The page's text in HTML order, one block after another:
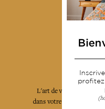
Notre
L'art de vivre JAMINI
dans votre boîte mail.